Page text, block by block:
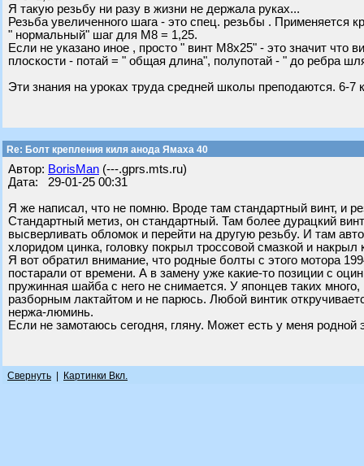
Я такую резьбу ни разу в жизни не держала руках...
Резьба увеличенного шага - это спец. резьбы . Применяется
" нормальный" шаг для М8 = 1,25.
Если не указано иное , просто " винт М8х25" - это значит что
плоскости - потай = " общая длина", полупотай - " до ребра
Эти знания на уроках труда средней школы преподаются. 6-7
Re: Болт крепления киля анода Ямаха 40
Автор: BorisMan (---.gprs.mts.ru)
Дата: 29-01-25 00:31
Я же написал, что не помню. Вроде там стандартный винт, и
Стандартный метиз, он стандартный. Там более дурацкий
высверливать обломок и перейти на другую резьбу. И там
хлоридом цинка, головку покрыл троссовой смазкой и
Я вот обратил внимание, что родные болты с этого мотора
постарали от времени. А в замену уже какие-то позиции с
пружинная шайба с него не снимается. У японцев таких
разборным лактайтом и не парюсь. Любой винтик
нержа-люминь.
Если не замотаюсь сегодня, гляну. Может есть у меня родной
Свернуть Картинки Вкл.